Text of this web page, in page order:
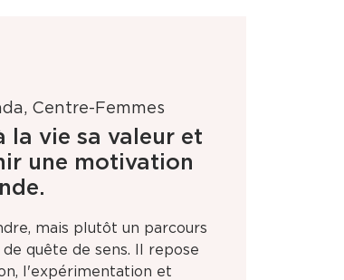
Centre-Femmes
la vie sa valeur et
une motivation
mais plutôt un parcours
quête de sens. Il repose
l'expérimentation et